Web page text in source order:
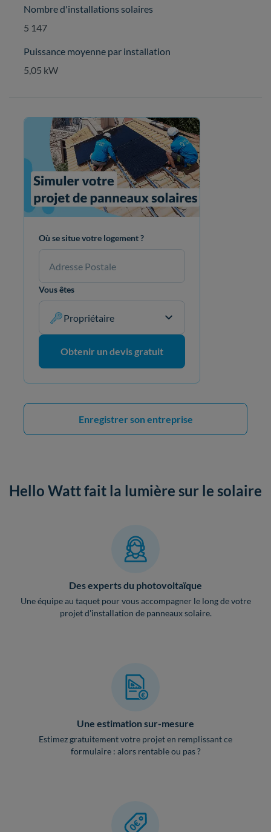
Nombre d'installations solaires
5 147
Puissance moyenne par installation
5,05 kW
Où se situe votre logement ?
Vous êtes
Propriétaire
Obtenir un devis gratuit
Enregistrer son entreprise
Hello Watt fait la lumière sur le solaire
Des experts du photovoltaïque
Une équipe au taquet pour vous accompagner le long de votre
projet d'installation de panneaux solaire.
Une estimation sur-mesure
Estimez gratuitement votre projet en remplissant ce
formulaire : alors rentable ou pas ?